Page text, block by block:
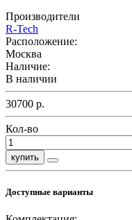
Производители
R-Tech
Расположение:
Москва
Наличие:
В наличии
30700 р.
Кол-во
купить
Доступные варианты